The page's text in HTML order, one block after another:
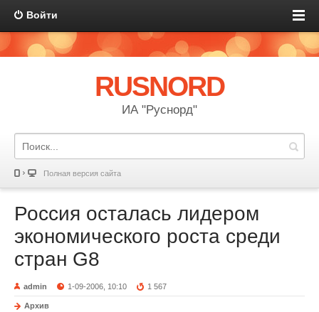
Войти
RUSNORD
ИА "Руснорд"
Полная версия сайта
Россия осталась лидером
экономического роста среди
стран G8
admin 1-09-2006, 10:10 1 567
Архив